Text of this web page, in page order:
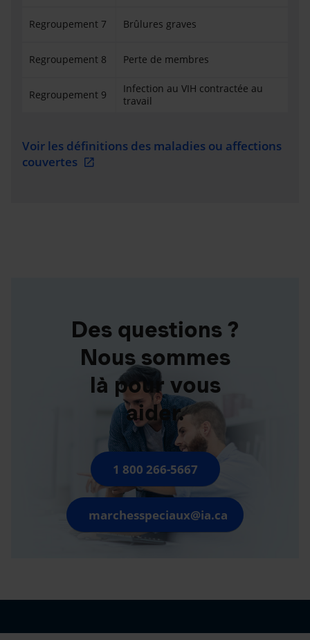
Regroupement 7 Brûlures graves
Regroupement 8 Perte de membres
Regroupement 9
Infection au VIH contractée au
travail
Voir les définitions des maladies ou affections
couvertes
Des questions ?
Nous sommes
là pour vous
aider.
1 800 266-5667
marchesspeciaux@ia.ca